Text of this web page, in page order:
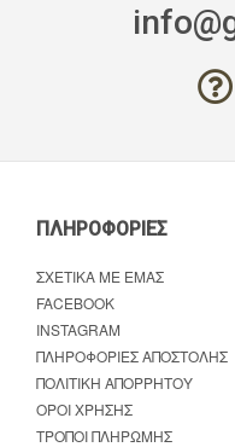
ΠΛΗΡΟΦΟΡΊΕΣ
ΣΧΕΤΙΚΆ ΜΕ ΕΜΆΣ
FACEBOOK
INSTAGRAM
ΠΛΗΡΟΦΟΡΊΕΣ ΑΠΟΣΤΟΛΉΣ
ΠΟΛΙΤΙΚΉ ΑΠΟΡΡΉΤΟΥ
ΌΡΟΙ ΧΡΉΣΗΣ
ΤΡΌΠΟΙ ΠΛΗΡΩΜΉΣ